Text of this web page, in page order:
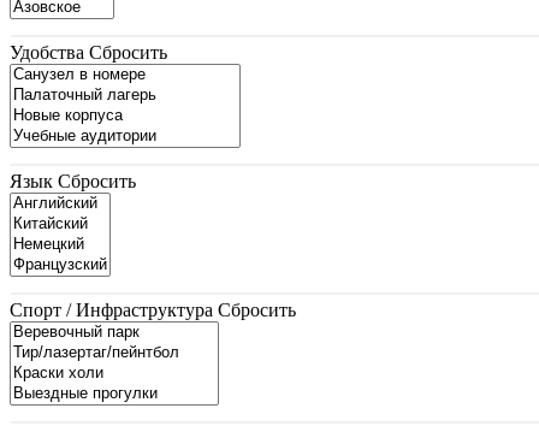
Удобства Сбросить
Язык Сбросить
Спорт / Инфраструктура Сбросить